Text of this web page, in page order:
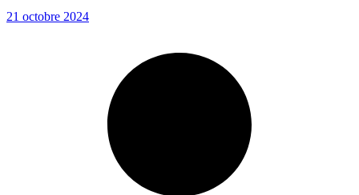
21 octobre 2024